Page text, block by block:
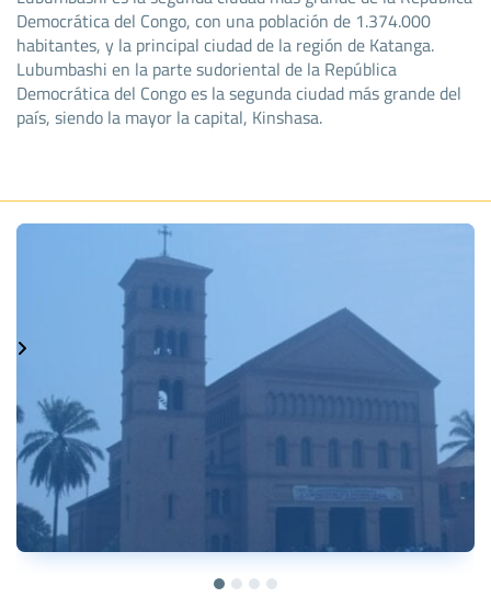
Democrática del Congo, con una población de 1.374.000
habitantes, y la principal ciudad de la región de Katanga.
Lubumbashi en la parte sudoriental de la República
Democrática del Congo es la segunda ciudad más grande del
país, siendo la mayor la capital, Kinshasa.